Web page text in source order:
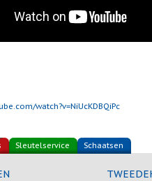
watch?v=NiUcKDBQiPc
Sleutelservice Schaatsen